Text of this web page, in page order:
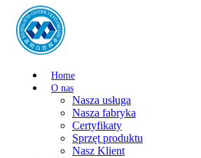
Home
O nas
Nasza usługa
Nasza fabryka
Certyfikaty
Sprzęt produktu
Nasz Klient